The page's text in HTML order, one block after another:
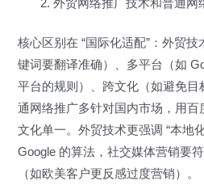
外贸网络推广技术和普通网
核心区别在 “国际化适配”：外贸
键词要翻译准确）、多平台（如
平台的规则）、跨文化（如避免
通网络推广多针对国内市场，用百
文化单一。外贸技术更强调 “本地
Google 的算法，社交媒体营销要
（如欧美客户更反感过度营销）。